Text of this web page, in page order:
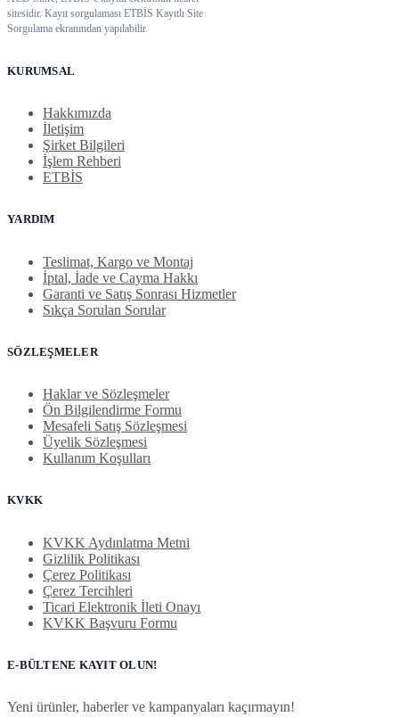
sitesidir. Kayıt sorgulaması ETBİS Kayıtlı Site
Sorgulama ekranından yapılabilir.
KURUMSAL
Hakkımızda
İletişim
Şirket Bilgileri
İşlem Rehberi
ETBİS
YARDIM
Teslimat, Kargo ve Montaj
İptal, İade ve Cayma Hakkı
Garanti ve Satış Sonrası Hizmetler
Sıkça Sorulan Sorular
SÖZLEŞMELER
Haklar ve Sözleşmeler
Ön Bilgilendirme Formu
Mesafeli Satış Sözleşmesi
Üyelik Sözleşmesi
Kullanım Koşulları
KVKK
KVKK Aydınlatma Metni
Gizlilik Politikası
Çerez Politikası
Çerez Tercihleri
Ticari Elektronik İleti Onayı
KVKK Başvuru Formu
E-BÜLTENE KAYIT OLUN!
Yeni ürünler, haberler ve kampanyaları kaçırmayın!